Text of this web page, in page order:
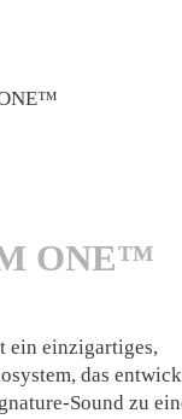
ONE™
ein einzigartiges,
das
Sound zu